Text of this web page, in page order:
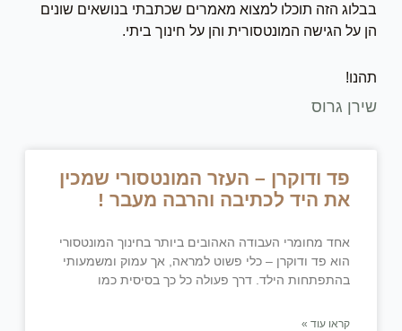
בבלוג הזה תוכלו למצוא מאמרים שכתבתי בנושאים שונים
הן על הגישה המונטסורית והן על חינוך ביתי.
תהנו!
שירן גרוס
פד ודוקרן – העזר המונטסורי שמכין
את היד לכתיבה והרבה מעבר !
אחד מחומרי העבודה האהובים ביותר בחינוך המונטסורי
הוא פד ודוקרן – כלי פשוט למראה, אך עמוק ומשמעותי
בהתפתחות הילד. דרך פעולה כל כך בסיסית כמו
קראו עוד »